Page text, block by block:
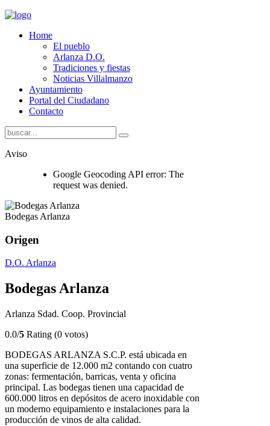
Home
El pueblo
Arlanza D.O.
Tradiciones y fiestas
Noticias Villalmanzo
Ayuntamiento
Portal del Ciudadano
Contacto
Aviso
Google Geocoding API error: The
request was denied.
Bodegas Arlanza
Origen
D.O. Arlanza
Bodegas Arlanza
Arlanza Sdad. Coop. Provincial
0.0/5 Rating (0 votos)
BODEGAS ARLANZA S.C.P. está ubicada en
una superficie de 12.000 m2 contando con cuatro
zonas: fermentación, barricas, venta y oficina
principal. Las bodegas tienen una capacidad de
600.000 litros en depósitos de acero inoxidable con
un moderno equipamiento e instalaciones para la
producción de vinos de alta calidad.